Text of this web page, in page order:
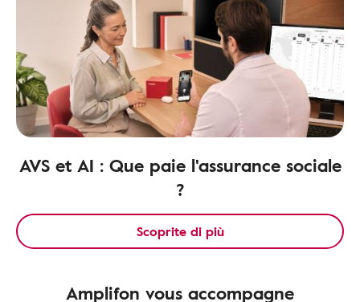
AVS et AI : Que paie l'assurance sociale
?
Scoprite di più
Amplifon vous accompagne